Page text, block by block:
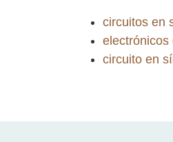
circuitos en
electrónicos
circuito en